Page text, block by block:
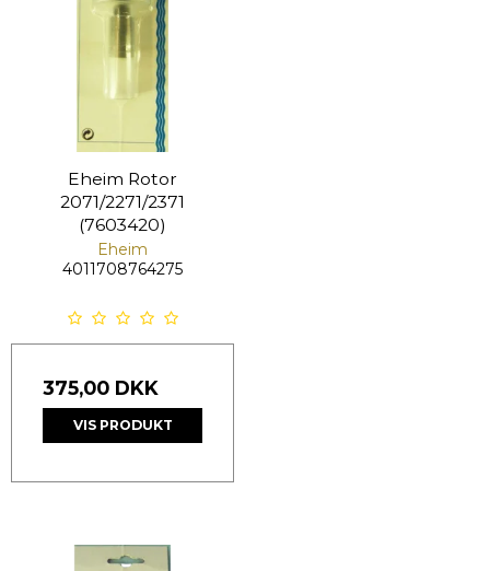
Eheim Rotor
2071/2271/2371
(7603420)
Eheim
4011708764275
375,00 DKK
VIS PRODUKT